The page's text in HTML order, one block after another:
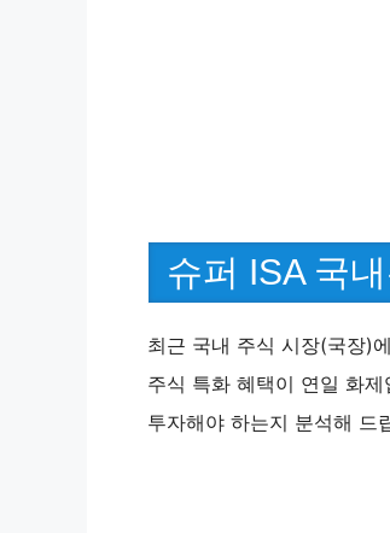
슈퍼 ISA 국
최근 국내 주식 시장(국장)
주식 특화 혜택이 연일 화
투자해야 하는지 분석해 드